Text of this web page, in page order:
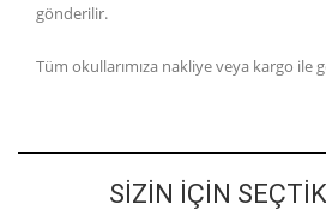
gönderilir.
Tüm okullarımıza nakliye veya kargo
SIZIN İÇIN